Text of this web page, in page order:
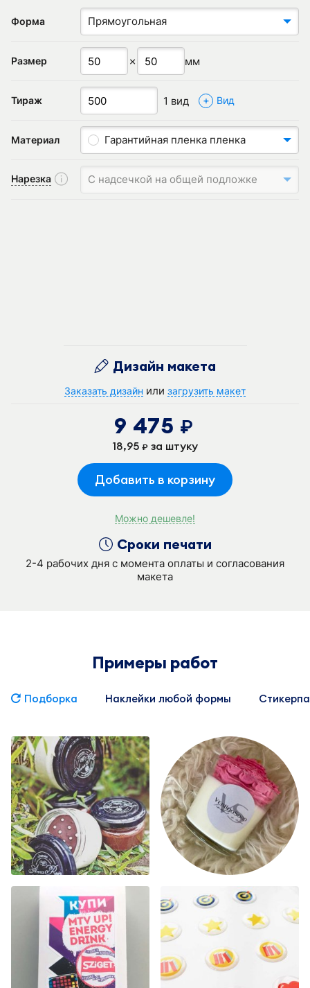
Форма Прямоугольная
Размер ✗ мм
Тираж 1 вид + Вид
Материал Гарантийная пленка пленка
Нарезка С надсечкой на общей подложке
Дизайн макета
Заказать дизайн или загрузить макет
9 475 руб.
18,95 руб.за штуку
Добавить в корзину
Можно дешевле!
Сроки печати
2-4 рабочих дня с момента оплаты и согласования
макета
Примеры работ
Подборка Наклейки любой формы